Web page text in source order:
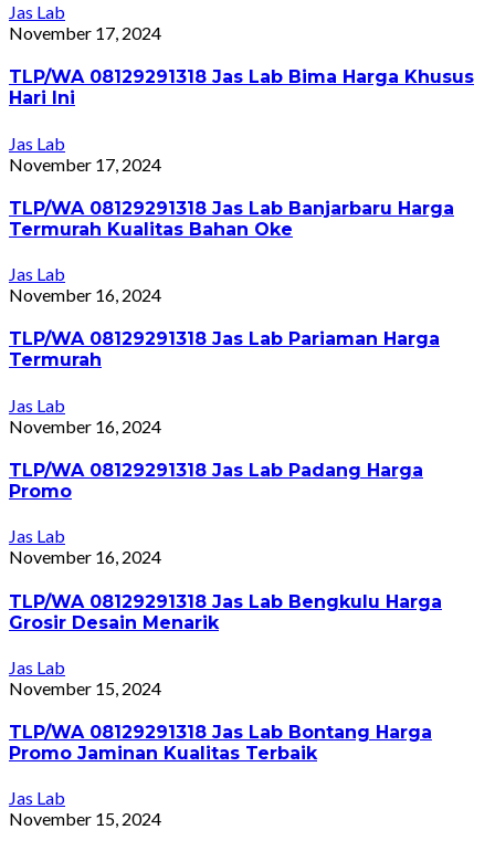
Jas Lab
November 17, 2024
TLP/WA 08129291318 Jas Lab Bima Harga Khusus
Hari Ini
Jas Lab
November 17, 2024
TLP/WA 08129291318 Jas Lab Banjarbaru Harga
Termurah Kualitas Bahan Oke
Jas Lab
November 16, 2024
TLP/WA 08129291318 Jas Lab Pariaman Harga
Termurah
Jas Lab
November 16, 2024
TLP/WA 08129291318 Jas Lab Padang Harga
Promo
Jas Lab
November 16, 2024
TLP/WA 08129291318 Jas Lab Bengkulu Harga
Grosir Desain Menarik
Jas Lab
November 15, 2024
TLP/WA 08129291318 Jas Lab Bontang Harga
Promo Jaminan Kualitas Terbaik
Jas Lab
November 15, 2024